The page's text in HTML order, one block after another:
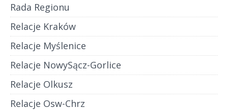
Rada Regionu
Relacje Kraków
Relacje Myślenice
Relacje NowySącz-Gorlice
Relacje Olkusz
Relacje Osw-Chrz